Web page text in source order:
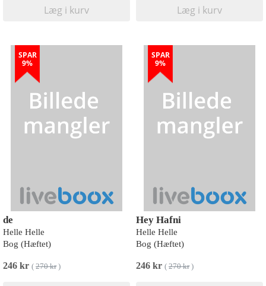
Læg i kurv Læg i kurv
SPAR
9%
de
Helle Helle
Bog (Hæftet)
246 kr ( 270 kr)
SPAR
9%
Hey Hafni
Helle Helle
Bog (Hæftet)
246 kr ( 270 kr)